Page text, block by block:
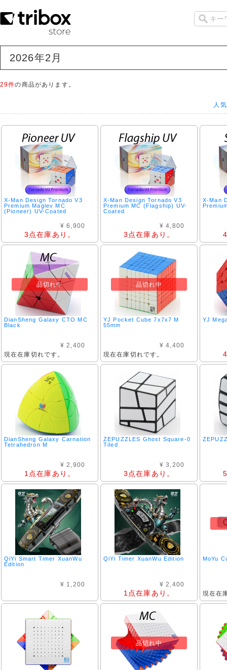
2026年2月
29件の商品があります。
人
X-Man Design Tornado V3
Premium Maglev MC
(Pioneer) UV-Coated
¥ 6,900
3点在庫あり。
X-Man Design Tornado V3
Premium MC (Flagship) UV-
Coated
¥ 4,800
3点在庫あり。
X-Man
品切れ中
DianSheng Galaxy CTO MC
Black
¥ 2,400
現在在庫切れです。
品切れ中
YJ Pocket Cube 7x7x7 M
55mm
¥ 4,400
現在在庫切れです。
YJ
DianSheng Galaxy Carnation
Tetrahedron M
¥ 2,900
1点在庫あり。
ZEPUZZLES Ghost Square-0
Tiled
¥ 3,200
3点在庫あり。
QiYi Smart Timer XuanWu
Edition
¥ 1,200
QiYi Timer XuanWu Edition
¥ 2,400
1点在庫あり。
MoYu
現在在
品切れ中